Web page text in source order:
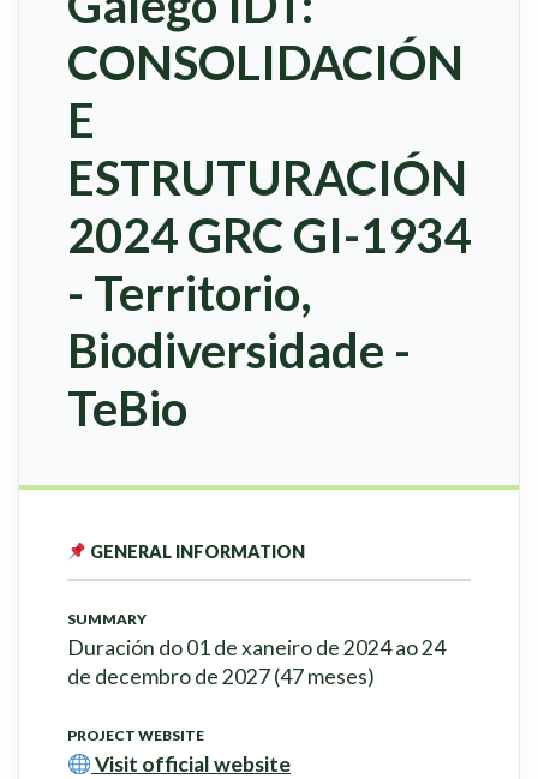
CONSOLIDACIÓN
E
ESTRUTURACIÓN
2024 GRC GI-1934
- Territorio,
Biodiversidade -
TeBio
GENERAL INFORMATION
SUMMARY
Duración do 01 de xaneiro de 2024 ao 24
de decembro de 2027 (47 meses)
PROJECT WEBSITE
Visit official website